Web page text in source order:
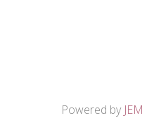
Powered by JEM